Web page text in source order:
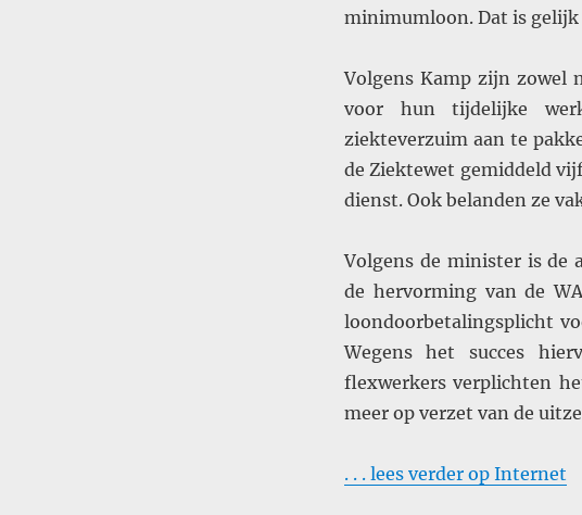
minimumloon. Dat is gelijk
Volgens Kamp zijn zowel
voor hun tijdelijke
ziekteverzuim aan te
de Ziektewet gemiddeld
dienst. Ook belanden ze
Volgens de minister is de
de hervorming van de
loondoorbetalingsplicht
Wegens het succes
flexwerkers verplichten
meer op verzet van de
. . . lees verder op Internet